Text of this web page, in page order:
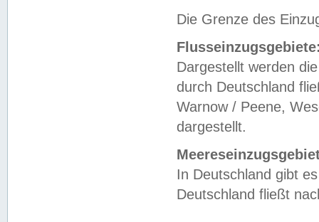
Die Grenze des
Dargestellt werden
durch Deutschland
Warnow / Peene,
dargestellt.
In Deutschland gibt
Deutschland fließt